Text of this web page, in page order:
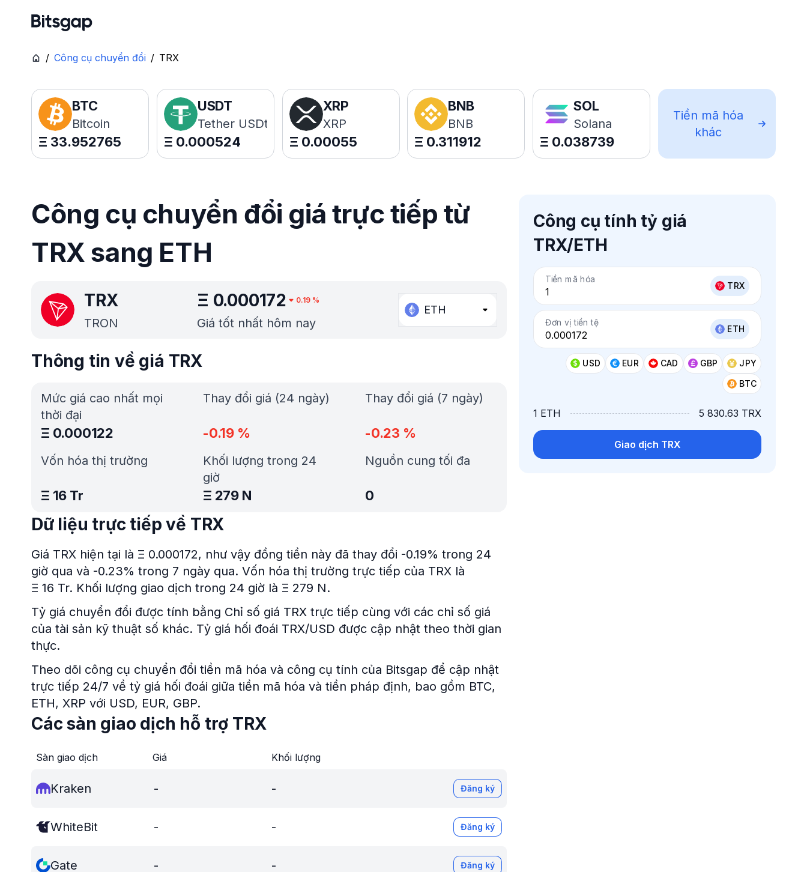
/ Công cụ chuyển đổi / TRX
BTC
Bitcoin
Ξ 33.952765
USDT
Tether USDt
Ξ 0.000524
XRP
XRP
Ξ 0.00055
BNB
BNB
Ξ 0.311912
SOL
Solana
Ξ 0.038739
Tiền mã hóa
khác
Công cụ chuyển đổi giá trực tiếp từ
TRX sang ETH
TRX
TRON
Ξ 0.000172 0.19 %
Giá tốt nhất hôm nay
ETH
Công cụ tính tỷ giá
TRX/ETH
Tiền mã hóa
TRX
Đơn vị tiền tệ
ETH
USD EUR CAD GBP
JPY
BTC
1 ETH 5 830.63 TRX
Giao dịch TRX
Thông tin về giá TRX
Mức giá cao nhất mọi
thời đại
Ξ 0.000122
Vốn hóa thị trường
Ξ 16 Tr
Thay đổi giá (24 ngày)
-0.19 %
Thay đổi giá (7 ngày)
-0.23 %
Khối lượng trong 24
giờ
Ξ 279 N
Nguồn cung tối đa
0
Dữ liệu trực tiếp về TRX
Giá TRX hiện tại là Ξ 0.000172, như vậy đồng tiền này đã thay đổi -0.19% trong 24
giờ qua và -0.23% trong 7 ngày qua. Vốn hóa thị trường trực tiếp của TRX là
Ξ 16 Tr. Khối lượng giao dịch trong 24 giờ là Ξ 279 N.
Tỷ giá chuyển đổi được tính bằng Chỉ số giá TRX trực tiếp cùng với các chỉ số giá
của tài sản kỹ thuật số khác. Tỷ giá hối đoái TRX/USD được cập nhật theo thời gian
thực.
Theo dõi công cụ chuyển đổi tiền mã hóa và công cụ tính của Bitsgap để cập nhật
trực tiếp 24/7 về tỷ giá hối đoái giữa tiền mã hóa và tiền pháp định, bao gồm BTC,
ETH, XRP với USD, EUR, GBP.
Các sàn giao dịch hỗ trợ TRX
Sàn giao dịch Giá Khối lượng
Kraken - - Đăng ký
WhiteBit - - Đăng ký
Gate - - Đăng ký